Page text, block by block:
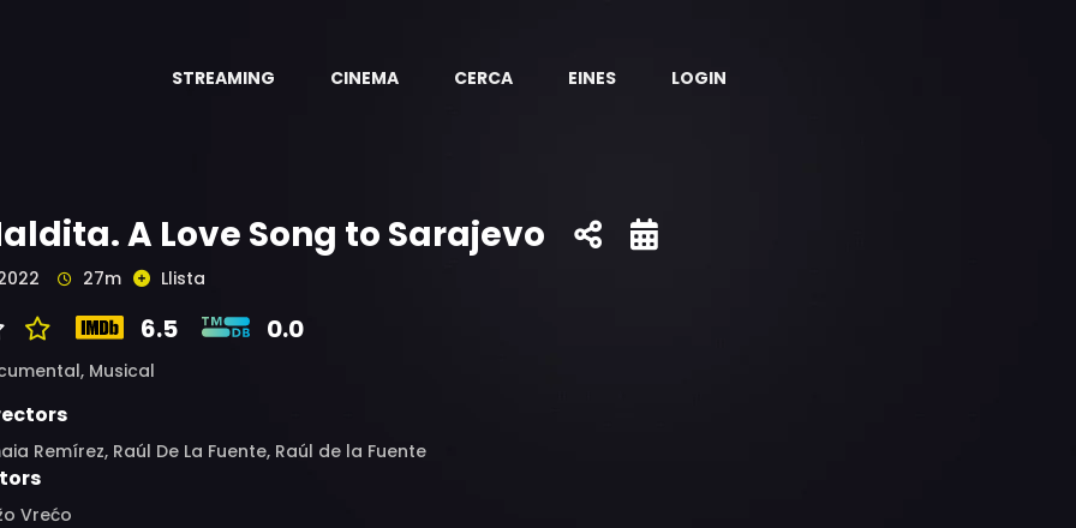
STREAMING CINEMA CERCA EINES LOGIN
A Love Song to Sarajevo
27m Llista
6.5 0.0
Musical
Remírez, Raúl De La Fuente, Raúl de la Fuente
Vrećo